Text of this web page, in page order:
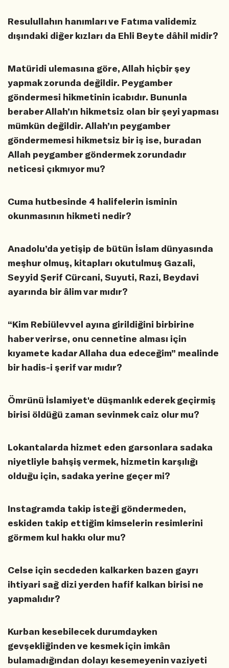
Resulullahın hanımları ve Fatıma validemiz
dışındaki diğer kızları da Ehli Beyte dâhil midir?
Matüridi ulemasına göre, Allah hiçbir şey
yapmak zorunda değildir. Peygamber
göndermesi hikmetinin icabıdır. Bununla
beraber Allah’ın hikmetsiz olan bir şeyi yapması
mümkün değildir. Allah’ın peygamber
göndermemesi hikmetsiz bir iş ise, buradan
Allah peygamber göndermek zorundadır
neticesi çıkmıyor mu?
Cuma hutbesinde 4 halifelerin isminin
okunmasının hikmeti nedir?
Anadolu’da yetişip de bütün İslam dünyasında
meşhur olmuş, kitapları okutulmuş Gazali,
Seyyid Şerif Cürcani, Suyuti, Razi, Beydavi
ayarında bir âlim var mıdır?
“Kim Rebiülevvel ayına girildiğini birbirine
haber verirse, onu cennetine alması için
kıyamete kadar Allaha dua edeceğim” mealinde
bir hadis-i şerif var mıdır?
Ömrünü İslamiyet'e düşmanlık ederek geçirmiş
birisi öldüğü zaman sevinmek caiz olur mu?
Lokantalarda hizmet eden garsonlara sadaka
niyetliyle bahşiş vermek, hizmetin karşılığı
olduğu için, sadaka yerine geçer mi?
Instagramda takip isteği göndermeden,
eskiden takip ettiğim kimselerin resimlerini
görmem kul hakkı olur mu?
Celse için secdeden kalkarken bazen gayrı
ihtiyari sağ dizi yerden hafif kalkan birisi ne
yapmalıdır?
Kurban kesebilecek durumdayken
gevşekliğinden ve kesmek için imkân
bulamadığından dolayı kesemeyenin vaziyeti